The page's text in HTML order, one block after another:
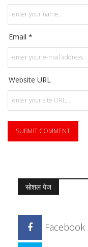
Email *
Website URL
सोशल पेज
Facebook